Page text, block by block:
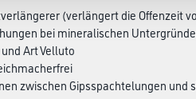
(verlängert die Offenzeit
bei mineralischen
Art Velluto
zwischen Gipsspachtelungen und